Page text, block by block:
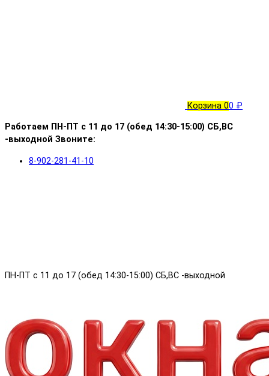
Корзина 00 ₽
Работаем ПН-ПТ с 11 до 17 (обед 14:30-15:00) СБ,ВС
-выходной Звоните:
8-902-281-41-10
ПН-ПТ с 11 до 17 (обед 14:30-15:00) СБ,ВС -выходной